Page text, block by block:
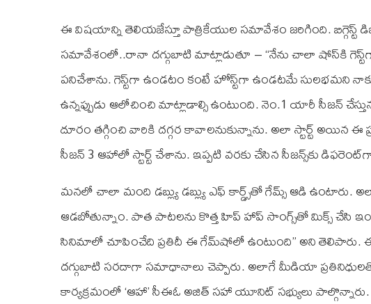
ఈ విషయాన్ని తెలియజేస్తూ పాత్రికేయుల సమావేశం జరిగింది. బిగ్గెస్ట్‌
సమావేశంలో..రానా దగ్గుబాటి మాట్లాడుతూ – “నేను చాలా షోస్‌కి
పనిచేశాను. గెస్ట్‌గా ఉండటం కంటే హోస్ట్‌గా ఉండటమే సులభమని
ఉన్నప్పుడు ఆలోచించి మాట్లాడాల్సి ఉంటుంది. నెం.1 యారీ సీజన్‌
దూరం తగ్గించి వారికి దగ్గర కావాలనుకున్నాను. అలా స్టార్ట్‌ అయిన ఈ
సీజన్‌ 3 ఆహాలో స్టార్ట్‌ చేశాను. ఇప్పటి వరకు చేసిన సీజన్స్‌కు
మనలో చాలా మంది డబ్ల్యు డబ్ల్యు ఎఫ్‌ కార్డ్స్‌తో గేమ్స్‌ ఆడి ఉంటారు.
ఆడబోతున్నాం. పాత పాటలను కొత్త హిప్‌ హాప్‌ సాంగ్స్‌తో మిక్స్‌ చేసి
సినిమాలో చూపించేది ప్రతిదీ ఈ గేమ్‌షోలో ఉంటుంది” అని తెలిపారు.
దగ్గుబాటి సరదాగా సమాధానాలు చెప్పారు. అలాగే మీడియా ప్రతినిధులతో
కార్యక్రమంలో ‘ఆహా’ సీఈఓ అజిత్‌ సహా యూనిట్‌ సభ్యులు పాల్గొన్నారు.